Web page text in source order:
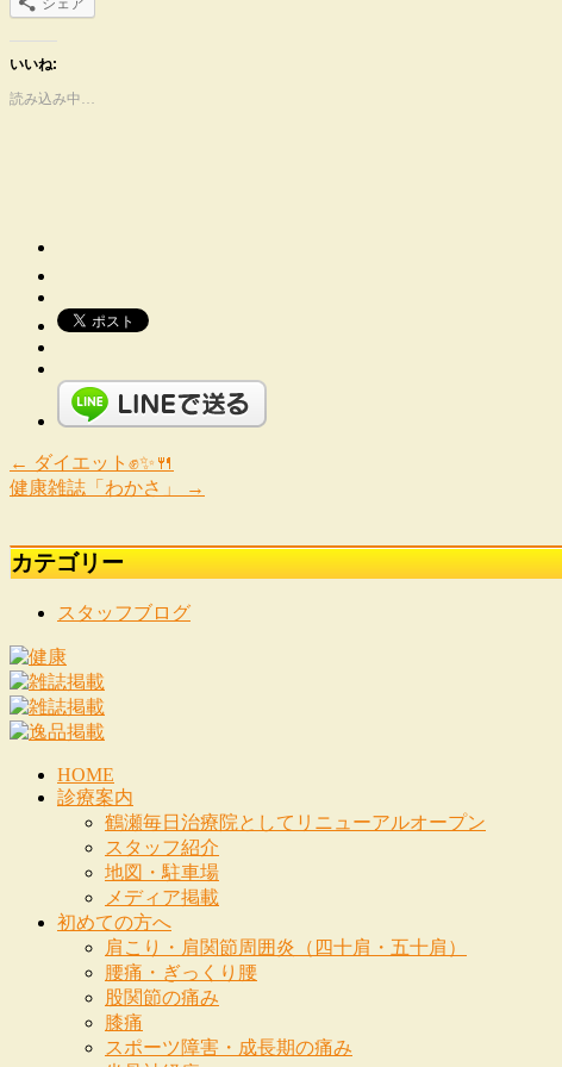
いいね:
読み込み中…
← ダイエット✊✨🍴
健康雑誌「わかさ」
→
カテゴリー
スタッフブログ
HOME
診療案内
鶴瀬毎日治療院としてリニューアルオープン
スタッフ紹介
地図・駐車場
メディア掲載
初めての方へ
肩こり・肩関節周囲炎（四十肩・五十肩）
腰痛・ぎっくり腰
股関節の痛み
膝痛
スポーツ障害・成長期の痛み